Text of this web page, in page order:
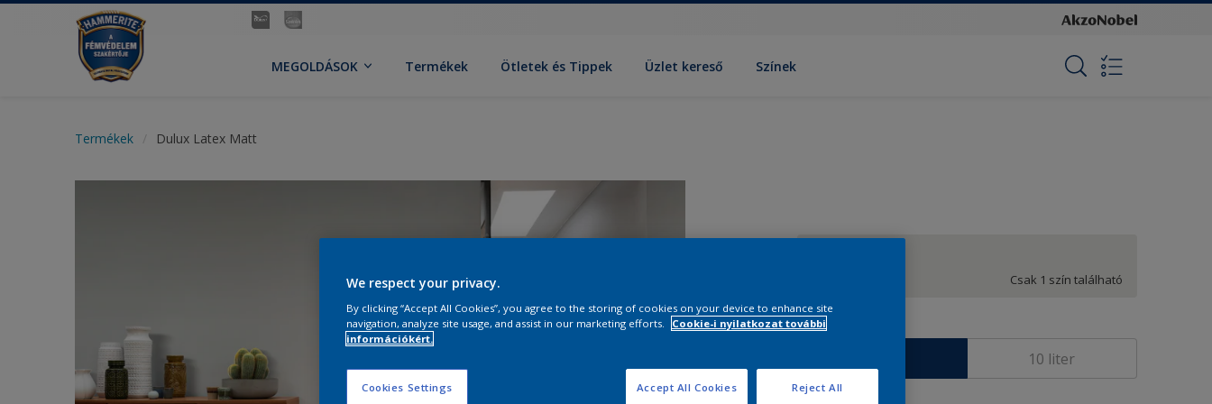
MEGOLDÁSOK Termékek Ötletek és Tippek Üzlet kereső Színek
Termékek Dulux Latex Matt
Csak 1 szín található
Méret
10 liter
We respect your privacy.
By clicking “Accept All Cookies”, you agree to the storing of cookies on your device to enhance site
navigation, analyze site usage, and assist in our marketing efforts.
Cookie-i nyilatkozat további
információkért.
Cookies Settings Reject All
Accept All Cookies